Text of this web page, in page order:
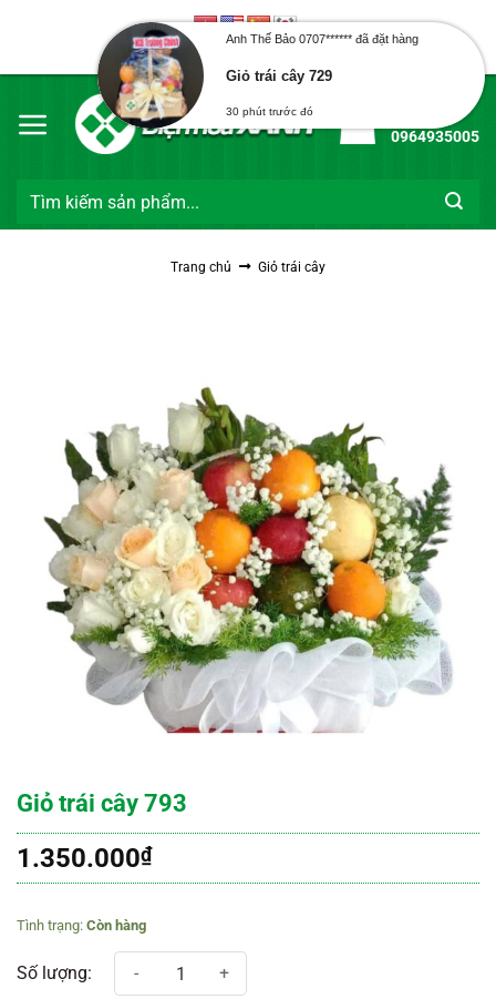
Chào mừng bạn đến với Điện Hoa Xanh
0964935005
Tìm
Trang chủ Giỏ trái cây
Giỏ trái cây 793
1.350.000₫
Còn hàng
Giỏ trái cây 793 số lượng
30 phút trước đó